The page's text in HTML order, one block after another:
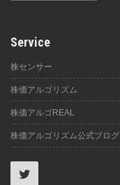
Service
株センサー
株価アルゴリズム
株価アルゴREAL
株価アルゴリズム公式ブログ